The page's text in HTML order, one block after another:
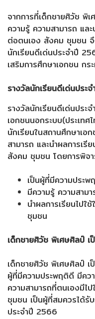
จากการที่เด็กชายศิวัช พิ
ความรู้ ความสามารถ แล
ต่อตนเอง สังคม ชุมชน จึ
นักเรียนดีเด่นประจำปี
เสริมการศึกษาเอกชน กร
รางวัลนักเรียนดีเด่นประ
รางวัลนักเรียนดีเด่นปร
เอกชนนอกระบบ(ประเท
นักเรียนในสถานศึกษาเอ
สามารถ และนำผลการเรี
สังคม ชุมชน โดยการพิ
เป็นผู้ที่มีความประพ
มีความรู้ ความสามา
นำผลการเรียนไปใ
ชุมชน
เด็กชายศิวัช พิเศษศิลป์
เด็กชายศิวัช พิเศษศิลป์ เ
ผู้ที่มีความประพฤติดี มีคว
ความสามารถที่ตนเองมีไ
ชุมชน เป็นผู้ที่สมควรได้รั
ประจำปี 2566